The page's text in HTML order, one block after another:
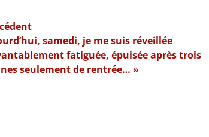
:
samedi, je me suis réveillée
fatiguée, épuisée après trois
seulement de rentrée… »